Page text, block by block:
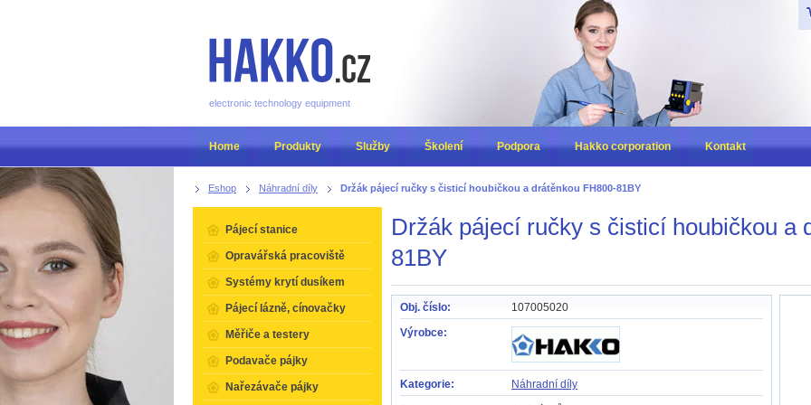
Eshop Náhradní díly Držák pájecí ručky s čisticí houbičkou a drátěnkou FH800-81BY
Držák pájecí ručky s čisticí houbičkou a
81BY
Obj. číslo:
107005020
Výrobce:
Kategorie:
Náhradní díly
Pájecí stanice
Opravářská pracoviště
Systémy krytí dusíkem
Pájecí lázně, cínovačky
Měřiče a testery
Podavače pájky
Nařezávače pájky
electronic technology equipment
Home Produkty Služby Školení Podpora Hakko corporation Kontakt